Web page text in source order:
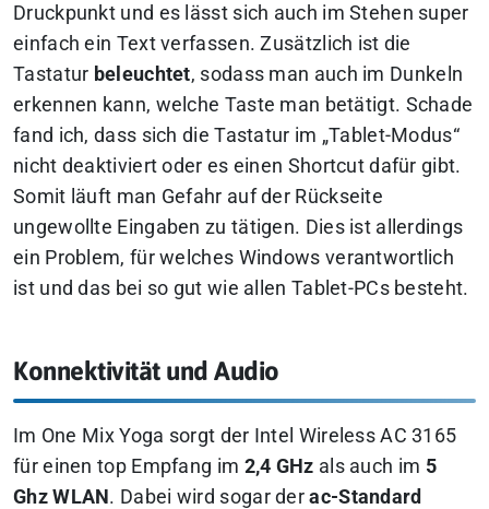
Druckpunkt und es lässt sich auch im Stehen super
einfach ein Text verfassen. Zusätzlich ist die
Tastatur beleuchtet, sodass man auch im Dunkeln
erkennen kann, welche Taste man betätigt. Schade
fand ich, dass sich die Tastatur im „Tablet-Modus“
nicht deaktiviert oder es einen Shortcut dafür gibt.
Somit läuft man Gefahr auf der Rückseite
ungewollte Eingaben zu tätigen. Dies ist allerdings
ein Problem, für welches Windows verantwortlich
ist und das bei so gut wie allen Tablet-PCs besteht.
Konnektivität und Audio
Im One Mix Yoga sorgt der Intel Wireless AC 3165
für einen top Empfang im 2,4 GHz als auch im 5
Ghz WLAN. Dabei wird sogar der ac-Standard